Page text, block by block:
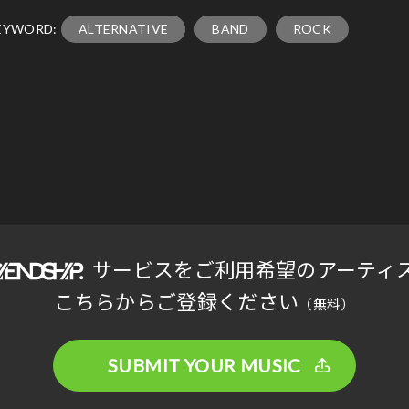
ALTERNATIVE BAND ROCK
サービスをご利用希望のアーティ
こちらからご登録ください （無料）
SUBMIT YOUR MUSIC